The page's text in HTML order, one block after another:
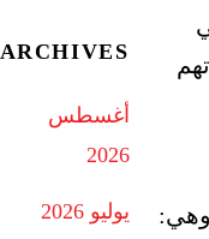
وهي:
ARCHIVES
أغسطس
2026
يوليو 2026